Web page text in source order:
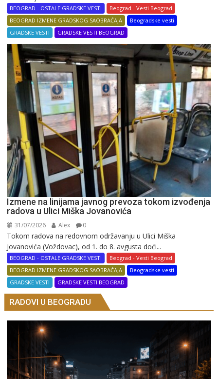
BEOGRAD - OSTALE GRADSKE VESTI
Beograd - Vesti Beograd
BEOGRAD IZMENE GRADSKOG SAOBRAĆAJA
Beogradske vesti
GRADSKE VESTI
GRADSKE VESTI BEOGRAD
Izmene na linijama javnog prevoza tokom izvođenja
radova u Ulici Miška Jovanovića
31/07/2026 Alex 0
Tokom radova na redovnom održavanju u Ulici Miška
Jovanovića (Voždovac), od 1. do 8. avgusta doći...
BEOGRAD - OSTALE GRADSKE VESTI
Beograd - Vesti Beograd
BEOGRAD IZMENE GRADSKOG SAOBRAĆAJA
Beogradske vesti
GRADSKE VESTI
GRADSKE VESTI BEOGRAD
RADOVI U BEOGRADU